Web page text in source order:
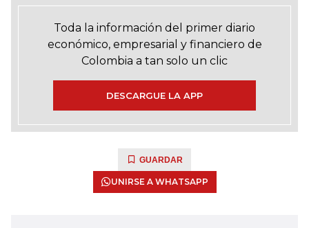
Toda la información del primer diario
económico, empresarial y financiero de
Colombia a tan solo un clic
DESCARGUE LA APP
GUARDAR
UNIRSE A WHATSAPP